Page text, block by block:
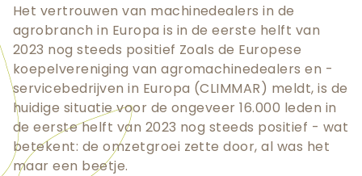
Het vertrouwen van machinedealers in de
agrobranch in Europa is in de eerste helft van
2023 nog steeds positief Zoals de Europese
koepelvereniging van agromachinedealers en -
servicebedrijven in Europa (CLIMMAR) meldt, is de
huidige situatie voor de ongeveer 16.000 leden in
de eerste helft van 2023 nog steeds positief - wat
betekent: de omzetgroei zette door, al was het
maar een beetje.